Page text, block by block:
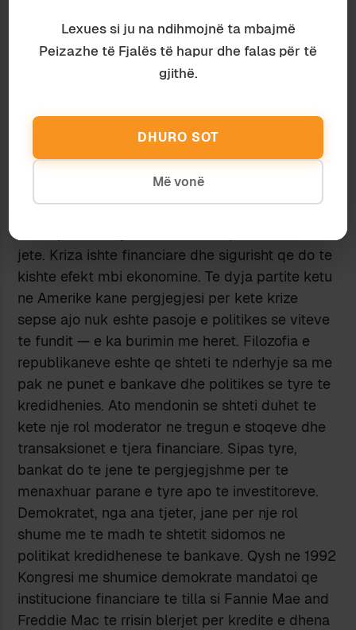
grykesia, shume njerez bene shume para ne
proces e siper.
Kete e mora nga peshku. Permetari shkruan:
jete. Kriza ishte financiare dhe sigurisht qe do te
kishte efekt mbi ekonomine. Te dyja partite ketu
ne Amerike kane pergjegjesi per kete krize
sepse ajo nuk eshte pasoje e politikes se viteve
te fundit — e ka burimin me heret. Filozofia e
republikaneve eshte qe shteti te nderhyje sa me
pak ne punet e bankave dhe politikes se tyre te
kredidhenies. Ato mendonin se shteti duhet te
kete nje rol moderator ne tregun e stoqeve dhe
transaksionet e tjera financiare. Sipas tyre,
bankat do te jene te pergjegjshme per te
menaxhuar parane e tyre apo te investitoreve.
Demokratet, nga ana tjeter, jane per nje rol
shume me te madh te shtetit sidomos ne
politikat kredidhenese te bankave. Qysh ne 1992
Kongresi me shumice demokrate mandatoi qe
institucione financiare te tilla si Fannie Mae and
Freddie Mac te rrisin blerjet per kredite e dhena
Lexues si ju na ndihmojnë ta mbajmë
Peizazhe të Fjalës të hapur dhe falas për të
gjithë.
DHURO SOT
Më vonë